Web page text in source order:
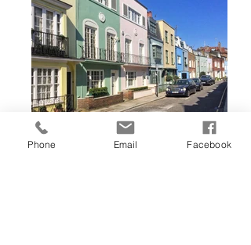
Phone Email Facebook